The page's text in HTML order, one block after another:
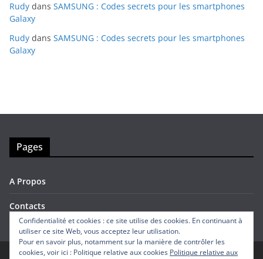
Rudy dans SAMSUNG : Codes secrets pour les smartphones
Galaxy
Rudy dans SAMSUNG : Codes secrets pour les smartphones
Galaxy
Pages
A Propos
Contacts
Confidentialité et cookies : ce site utilise des cookies. En continuant à
utiliser ce site Web, vous acceptez leur utilisation.
Pour en savoir plus, notamment sur la manière de contrôler les
cookies, voir ici : Politique relative aux cookies Politique relative aux